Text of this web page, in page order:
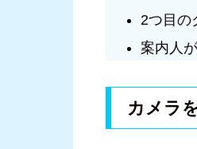
2つ目の
案内人
カメラ